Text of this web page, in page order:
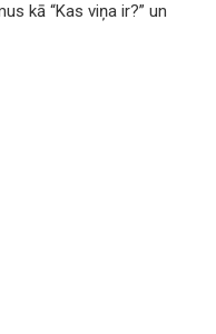
kā “Kas viņa ir?” un